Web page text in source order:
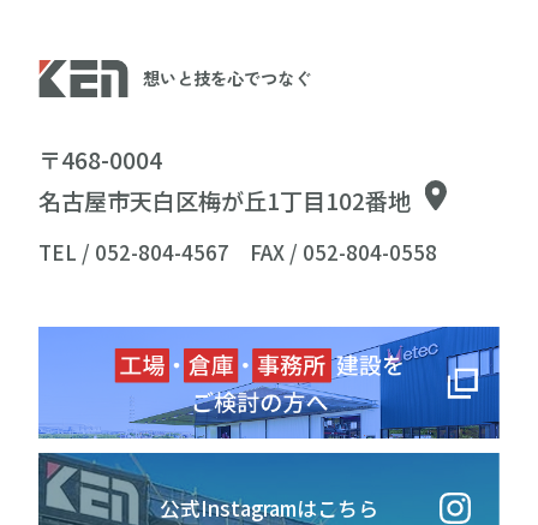
想いと技を心でつなぐ
〒468-0004
名古屋市天白区梅が丘1丁目102番地
TEL / 052-804-4567 FAX / 052-804-0558
公式Instagramはこちら